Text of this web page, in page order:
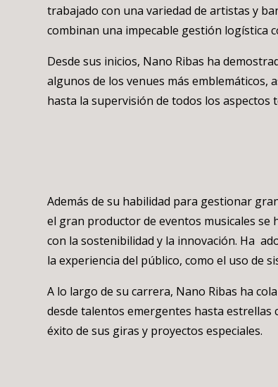
trabajado con una variedad de artistas y
combinan una impecable gestión logística
Desde sus inicios, Nano Ribas ha
algunos de los venues más emblemáticos,
hasta la supervisión de todos los aspectos
Además de su habilidad para gestionar
el gran productor de eventos musicales se
con la sostenibilidad y la innovación. Ha
la experiencia del público, como el uso de
A lo largo de su carrera, Nano Ribas ha
desde talentos emergentes hasta estrellas
éxito de sus giras y proyectos especiales.